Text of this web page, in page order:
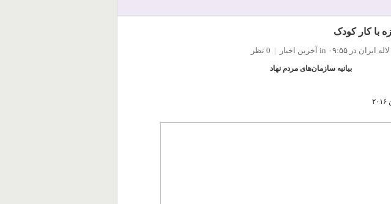
با کار کودک
ایران در ۰۹:۵۵ in آخرین اخبار | 0 نظر
بیانیه سازمان‌های مردم نهاد